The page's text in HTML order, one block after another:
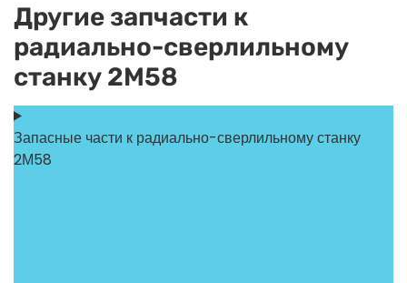
Другие запчасти к
радиально-сверлильному
станку 2М58
Запасные части к радиально-сверлильному станку
2М58